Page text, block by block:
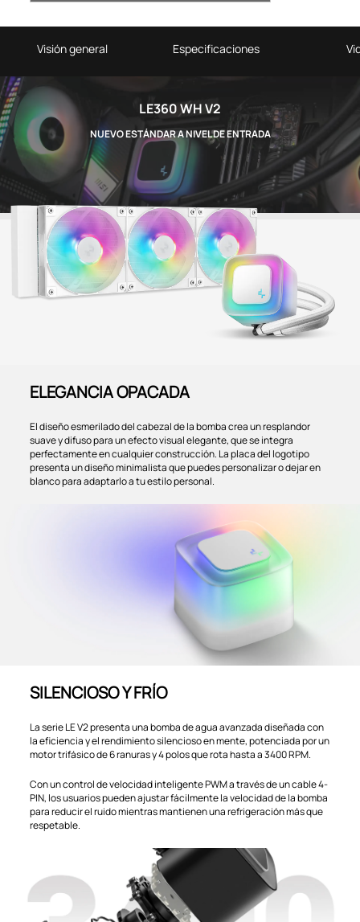
Visión general Especificaciones
LE360 WH V2
NUEVO ESTÁNDAR A NIVEL DE ENTRADA
ELEGANCIA OPACADA
El diseño esmerilado del cabezal de la bomba crea un resplandor
suave y difuso para un efecto visual elegante, que se integra
perfectamente en cualquier construcción. La placa del logotipo
presenta un diseño minimalista que puedes personalizar o dejar en
blanco para adaptarlo a tu estilo personal.
SILENCIOSO Y FRÍO
La serie LE V2 presenta una bomba de agua avanzada diseñada con
la eficiencia y el rendimiento silencioso en mente, potenciada por un
motor trifásico de 6 ranuras y 4 polos que rota hasta a 3400 RPM.
Con un control de velocidad inteligente PWM a través de un cable 4-
PIN, los usuarios pueden ajustar fácilmente la velocidad de la bomba
para reducir el ruido mientras mantienen una refrigeración más que
respetable.